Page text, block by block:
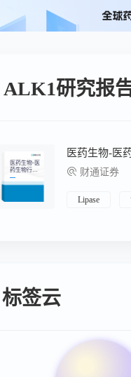
ALK1研究报
医药生物-医
药生物行业
全球前沿创
新专题报告
财通证券
Lipase
标签云